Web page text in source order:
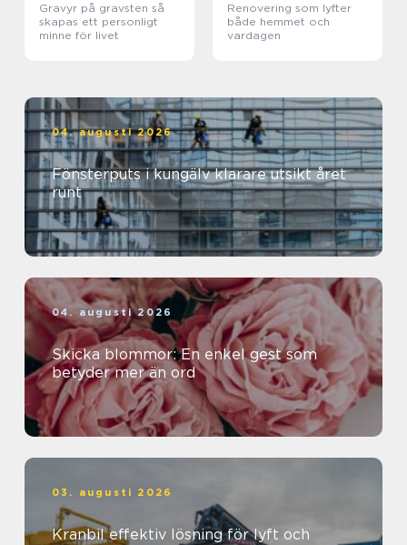
Gravyr på gravsten så
skapas ett personligt
minne för livet
Renovering som lyfter
både hemmet och
vardagen
04. augusti 2026
Fönsterputs i kungälv klarare utsikt året
runt
04. augusti 2026
Skicka blommor: En enkel gest som
betyder mer än ord
03. augusti 2026
Kranbil effektiv lösning för lyft och